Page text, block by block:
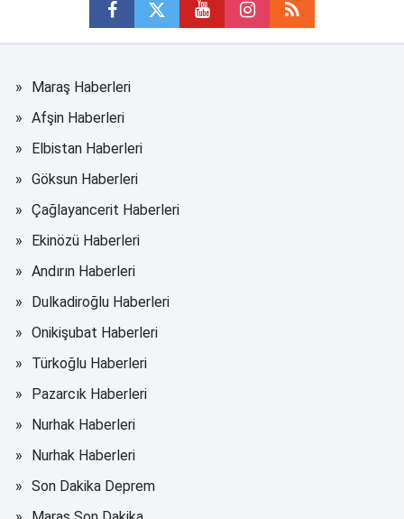
Maraş Haberleri
Afşin Haberleri
Elbistan Haberleri
Göksun Haberleri
Çağlayancerit Haberleri
Ekinözü Haberleri
Andırın Haberleri
Dulkadiroğlu Haberleri
Onikişubat Haberleri
Türkoğlu Haberleri
Pazarcık Haberleri
Nurhak Haberleri
Nurhak Haberleri
Son Dakika Deprem